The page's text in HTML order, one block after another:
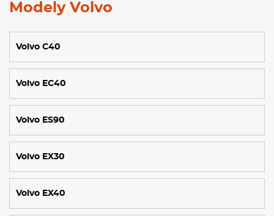
Modely Volvo
Volvo C40
Volvo EC40
Volvo ES90
Volvo EX30
Volvo EX40